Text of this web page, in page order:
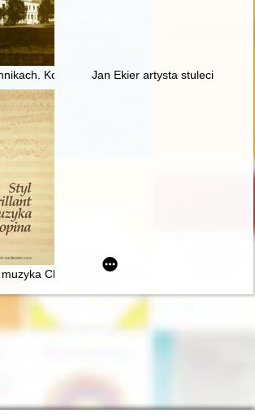
Konteksty historyczno-kulturowe
Jan Ekier artysta stulecia - w
Chopina